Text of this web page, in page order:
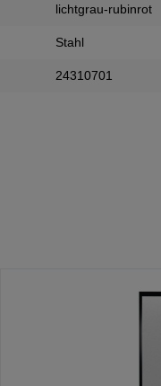
lichtgrau-rubinrot
Stahl
24310701